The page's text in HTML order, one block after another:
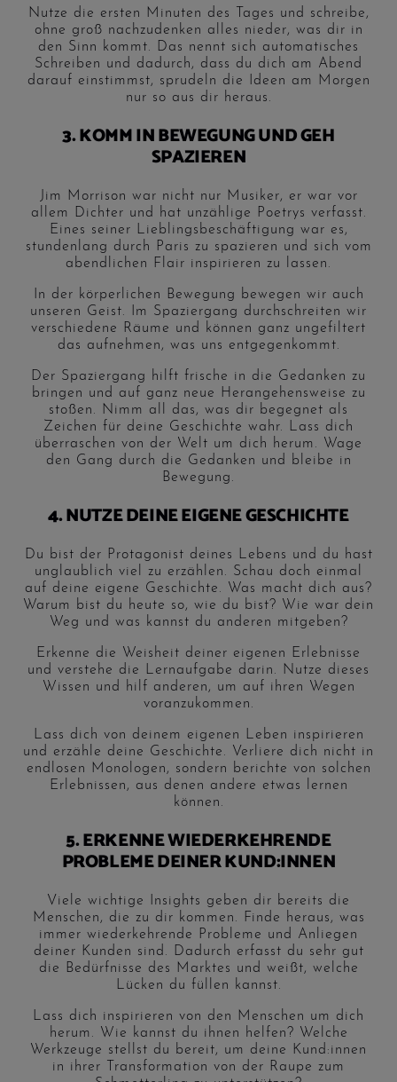
Nutze die ersten Minuten des Tages und schreibe,
ohne groß nachzudenken alles nieder, was dir in
den Sinn kommt. Das nennt sich automatisches
Schreiben und dadurch, dass du dich am Abend
darauf einstimmst, sprudeln die Ideen am Morgen
nur so aus dir heraus.
3. KOMM IN BEWEGUNG UND GEH
SPAZIEREN
Jim Morrison war nicht nur Musiker, er war vor
allem Dichter und hat unzählige Poetrys verfasst.
Eines seiner Lieblingsbeschäftigung war es,
stundenlang durch Paris zu spazieren und sich vom
abendlichen Flair inspirieren zu lassen.
In der körperlichen Bewegung bewegen wir auch
unseren Geist. Im Spaziergang durchschreiten wir
verschiedene Räume und können ganz ungefiltert
das aufnehmen, was uns entgegenkommt.
Der Spaziergang hilft frische in die Gedanken zu
bringen und auf ganz neue Herangehensweise zu
stoßen. Nimm all das, was dir begegnet als
Zeichen für deine Geschichte wahr. Lass dich
überraschen von der Welt um dich herum. Wage
den Gang durch die Gedanken und bleibe in
Bewegung.
4. NUTZE DEINE EIGENE GESCHICHTE
Du bist der Protagonist deines Lebens und du hast
unglaublich viel zu erzählen. Schau doch einmal
auf deine eigene Geschichte. Was macht dich aus?
Warum bist du heute so, wie du bist? Wie war dein
Weg und was kannst du anderen mitgeben?
Erkenne die Weisheit deiner eigenen Erlebnisse
und verstehe die Lernaufgabe darin. Nutze dieses
Wissen und hilf anderen, um auf ihren Wegen
voranzukommen.
Lass dich von deinem eigenen Leben inspirieren
und erzähle deine Geschichte. Verliere dich nicht in
endlosen Monologen, sondern berichte von solchen
Erlebnissen, aus denen andere etwas lernen
können.
5. ERKENNE WIEDERKEHRENDE
PROBLEME DEINER KUND:INNEN
Viele wichtige Insights geben dir bereits die
Menschen, die zu dir kommen. Finde heraus, was
immer wiederkehrende Probleme und Anliegen
deiner Kunden sind. Dadurch erfasst du sehr gut
die Bedürfnisse des Marktes und weißt, welche
Lücken du füllen kannst.
Lass dich inspirieren von den Menschen um dich
herum. Wie kannst du ihnen helfen? Welche
Werkzeuge stellst du bereit, um deine Kund:innen
in ihrer Transformation von der Raupe zum